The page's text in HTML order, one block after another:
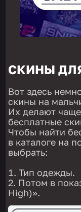
СКИНЫ
Вот здесь
скины на
Их делают
бесплатные
Чтобы найти
в каталоге на
выбрать:
Тип одежды.
Потом в
High)».